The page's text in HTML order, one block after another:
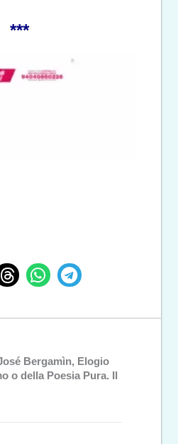
***
Bergamìn, Elogio
o della Poesia Pura. Il